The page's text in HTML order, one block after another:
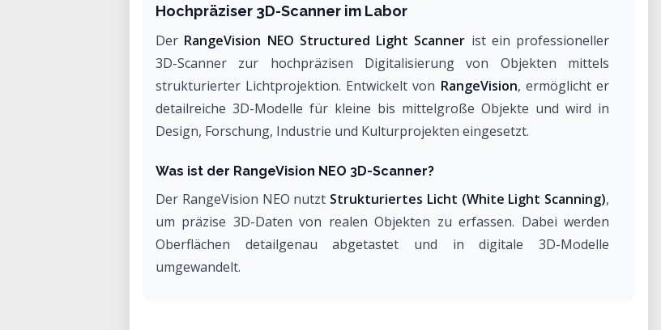
Hochpräziser 3D-Scanner im Labor
Der RangeVision NEO Structured Light Scanner ist ein professioneller
3D-Scanner zur hochpräzisen Digitalisierung von Objekten mittels
strukturierter Lichtprojektion. Entwickelt von RangeVision, ermöglicht er
detailreiche 3D-Modelle für kleine bis mittelgroße Objekte und wird in
Design, Forschung, Industrie und Kulturprojekten eingesetzt.
Was ist der RangeVision NEO 3D-Scanner?
Der RangeVision NEO nutzt Strukturiertes Licht (White Light Scanning),
um präzise 3D-Daten von realen Objekten zu erfassen. Dabei werden
Oberflächen detailgenau abgetastet und in digitale 3D-Modelle
umgewandelt.